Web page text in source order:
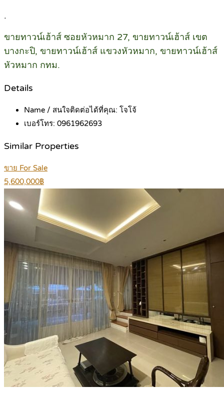
.
ขายทาวน์เฮ้าส์ ซอยหัวหมาก 27, ขายทาวน์เฮ้าส์ เขต
บางกะปิ, ขายทาวน์เฮ้าส์ แขวงหัวหมาก, ขายทาวน์เฮ้าส์
หัวหมาก กทม.
Details
Name / สนใจติดต่อได้ที่คุณ: โจโจ้
เบอร์โทร: 0961962693
Similar Properties
ขาย For Sale
5,600,000฿